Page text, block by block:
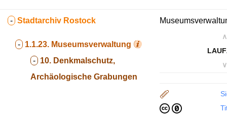
- Stadtarchiv Rostock
- 1.1.23. Museumsverwaltung
- 10. Denkmalschutz,
Archäologische Grabungen
∧
∨